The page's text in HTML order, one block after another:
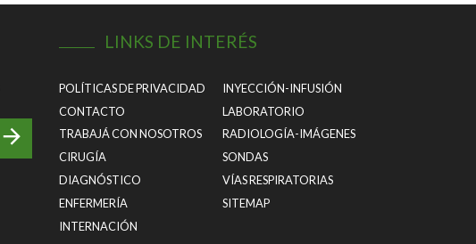
LINKS DE INTERÉS
POLÍTICAS DE PRIVACIDAD
CONTACTO
TRABAJÁ CON NOSOTROS
CIRUGÍA
DIAGNÓSTICO
ENFERMERÍA
INTERNACIÓN
INYECCIÓN-INFUSIÓN
LABORATORIO
RADIOLOGÍA-IMÁGENES
SONDAS
VÍAS RESPIRATORIAS
SITEMAP